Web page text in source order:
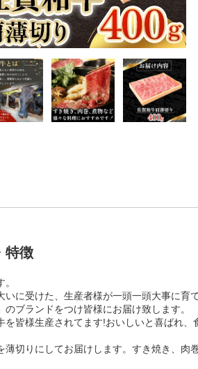
特徴
いに受けた、生産者様が一頭一頭大事に育
のブランドをつけ皆様にお届け致します。
を皆様生産されてます!おいしいと喜ばれ、
薄切りにしてお届けします。すき焼き、肉